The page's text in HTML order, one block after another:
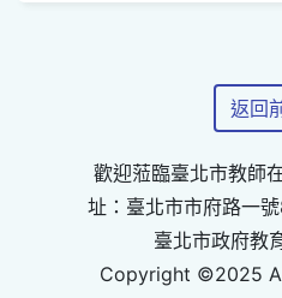
返回
歡迎蒞臨臺北市教
址：臺北市市府路一
臺北市政府教
Copyright ©2025